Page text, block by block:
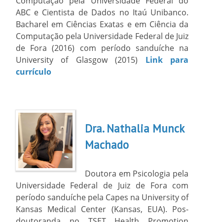
ABC e Cientista de Dados no Itaú Unibanco.
Bacharel em Ciências Exatas e em Ciência da
Computação pela Universidade Federal de Juiz
de Fora (2016) com período sanduíche na
University of Glasgow (2015) Link para
currículo
Dra. Nathalia Munck
Machado
Doutora em Psicologia pela
Universidade Federal de Juiz de Fora com
período sanduíche pela Capes na University of
Kansas Medical Center (Kansas, EUA). Pos-